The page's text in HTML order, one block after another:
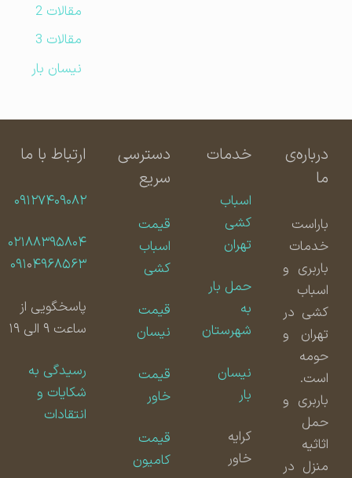
مقالات 2
مقالات 3
نیسان بار
درباره‌ی
باراست
خدمات
باربری و
اسباب
کشی در
تهران و
حومه
است.
باربری و
حمل
اثاثیه
منزل در
خدمات
اسباب
کشی
تهران
حمل بار
شهرستان
نیسان
دسترسی
سریع
قیمت
اسباب
کشی
قیمت
نیسان
قیمت
قیمت
کامیون
ارتباط با ما
۰۹۱۲۷۴۰۹۰۸۲
۰۲۱۸۸۳۹۵۸۰۴
۰۹۱۰۴۹۶۸۵۶۳
پاسخگویی از
ساعت ۹ الی ۱۹
رسیدگی به
شکایات و
انتقادات